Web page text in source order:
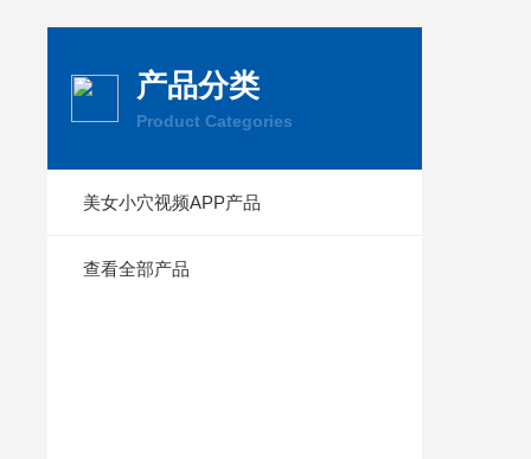
产品分类
Product Categories
美女小穴视频APP产品
查看全部产品